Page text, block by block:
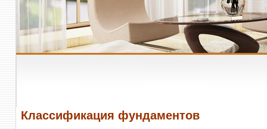
Классификация фундаментов